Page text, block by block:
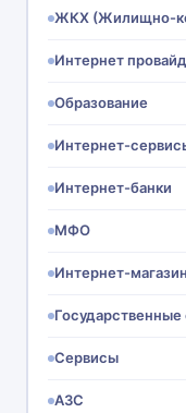
ЖКХ (Жилищно-
Интернет
Образование
Интернет-
Интернет-банки
МФО
Интернет-
Сервисы
АЗС